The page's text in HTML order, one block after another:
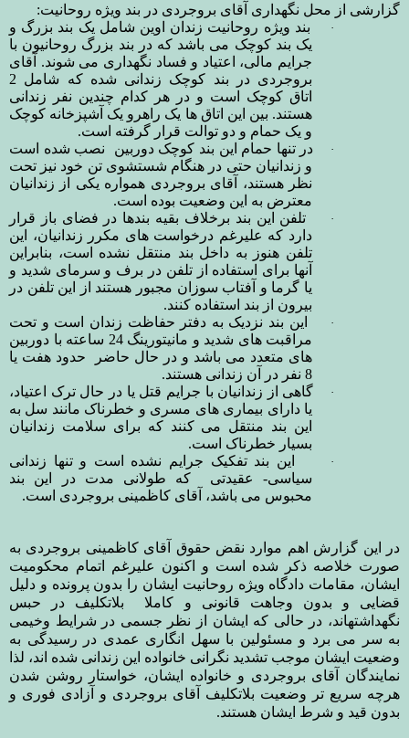
گزارشی از محل نگهداری آقای بروجردی در بند ویژه روحانیت:
·
بند ویژه روحانیت زندان اوین شامل یک بند بزرگ و
یک بند کوچک می باشد که در بند بزرگ روحانیون با
جرایم مالی، اعتیاد و فساد نگهداری می شوند. آقای
بروجردی در بند کوچک زندانی شده که شامل 2
اتاق کوچک است و در هر کدام چندین نفر زندانی
هستند. بین این اتاق ها یک راهرو یک آشپزخانه کوچک
و یک حمام و دو توالت قرار گرفته است.
·
در تنها حمام این بند کوچک دوربین نصب شده است
و زندانیان حتی در هنگام شستشوی تن خود نیز تحت
نظر هستند، آقای بروجردی همواره یکی از زندانیان
معترض به این وضعیت بوده است.
·
تلفن این بند برخلاف بقیه بندها در فضای باز قرار
دارد که علیرغم درخواست های مکرر زندانیان، این
تلفن هنوز به داخل بند منتقل نشده است، بنابراین
آنها برای استفاده از تلفن در برف و سرمای شدید و
یا گرما و آفتاب سوزان مجبور هستند از این تلفن در
بیرون از بند استفاده کنند.
·
این بند نزدیک به دفتر حفاظت زندان است و تحت
مراقبت های شدید و مانیتورینگ 24 ساعته با دوربین
های متعدد می باشد و در حال حاضر حدود هفت یا
8 نفر در آن زندانی هستند.
·
گاهی از زندانیان با جرایم قتل یا در حال ترک اعتیاد،
یا دارای بیماری های مسری و خطرناک مانند سل به
این بند منتقل می کنند که برای سلامت زندانیان
بسیار خطرناک است.
·
این بند تفکیک جرایم نشده است و تنها زندانی
سیاسی- عقیدتی که طولانی مدت در این بند
محبوس می باشد، آقای کاظمینی بروجردی است.
در این گزارش اهم موارد نقض حقوق آقای کاظمینی بروجردی به
صورت خلاصه ذکر شده است و اکنون علیرغم اتمام محکومیت
ایشان، مقامات دادگاه ویژه روحانیت ایشان را بدون پرونده و دلیل
قضایی و بدون وجاهت قانونی و کاملا
بلاتکلیف در حبس
نگهداشتهاند، در حالی که ایشان از نظر جسمی در شرایط وخیمی
به سر می برد و مسئولین با سهل انگاری عمدی در رسیدگی به
وضعیت ایشان موجب تشدید نگرانی خانواده این زندانی شده اند، لذا
نمایندگان آقای بروجردی و خانواده ایشان، خواستار روشن شدن
هرچه سریع تر وضعیت بلاتکلیف آقای بروجردی و آزادی فوری و
بدون قید و شرط ایشان هستند.